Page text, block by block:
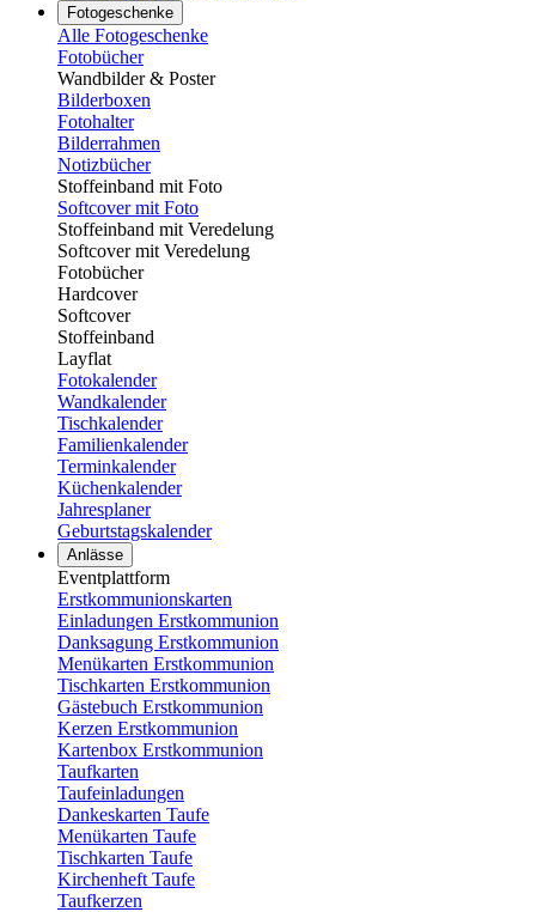
Fotogeschenke
Alle Fotogeschenke
Fotobücher
Wandbilder & Poster
Bilderboxen
Fotohalter
Bilderrahmen
Notizbücher
Stoffeinband mit Foto
Softcover mit Foto
Stoffeinband mit Veredelung
Softcover mit Veredelung
Fotobücher
Hardcover
Softcover
Stoffeinband
Layflat
Fotokalender
Wandkalender
Tischkalender
Familienkalender
Terminkalender
Küchenkalender
Jahresplaner
Geburtstagskalender
Anlässe
Eventplattform
Erstkommunionskarten
Einladungen Erstkommunion
Danksagung Erstkommunion
Menükarten Erstkommunion
Tischkarten Erstkommunion
Gästebuch Erstkommunion
Kerzen Erstkommunion
Kartenbox Erstkommunion
Taufkarten
Taufeinladungen
Dankeskarten Taufe
Menükarten Taufe
Tischkarten Taufe
Kirchenheft Taufe
Taufkerzen